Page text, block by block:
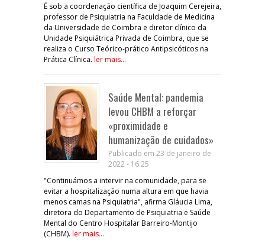
É sob a coordenação científica de Joaquim Cerejeira,
professor de Psiquiatria na Faculdade de Medicina
da Universidade de Coimbra e diretor clínico da
Unidade Psiquiátrica Privada de Coimbra, que se
realiza o Curso Teórico-prático Antipsicóticos na
Prática Clínica. ler mais...
Saúde Mental: pandemia
levou CHBM a reforçar
«proximidade e
humanização de cuidados»
Publicado em 23 de janeiro de
2022 - 16:25
"Continuámos a intervir na comunidade, para se
evitar a hospitalização numa altura em que havia
menos camas na Psiquiatria", afirma Gláucia Lima,
diretora do Departamento de Psiquiatria e Saúde
Mental do Centro Hospitalar Barreiro-Montijo
(CHBM). ler mais...